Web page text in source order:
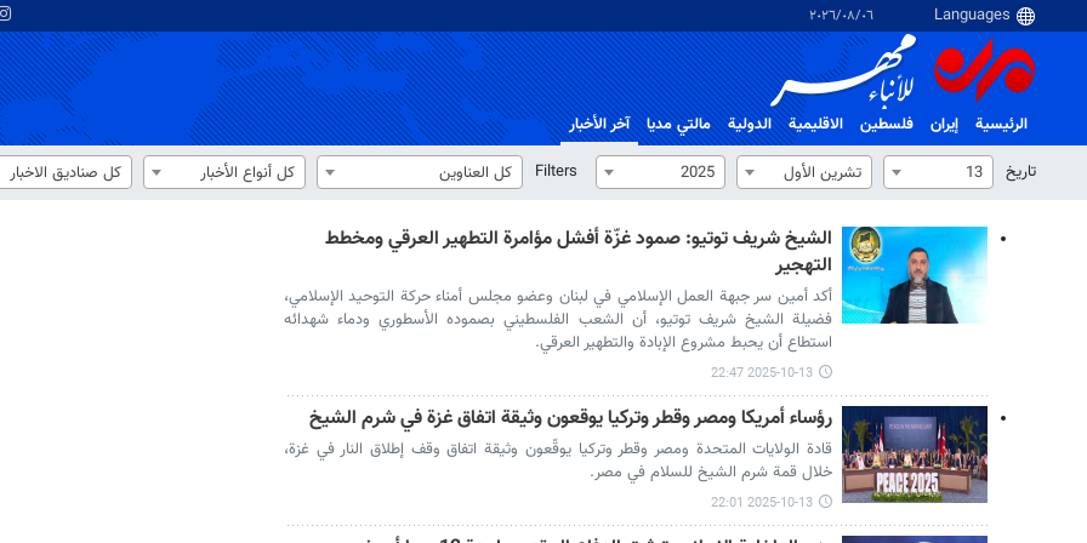
٠٦‏/٠٨‏/٢٠٢٦
الرئيسية إيران فلسطین الاقلیمیة الدولية مالتي مدیا
آخر الأخبار
تاریخ
13 تشرين الأول 2025
Filters كل العناوين كل أنواع الأخبار كل صناديق الاخبار
الشيخ شريف توتيو: صمود غزّة أفشل مؤامرة التطهير العرقي ومخطط
التهجير
أكد أمين سر جبهة العمل الإسلامي في لبنان وعضو مجلس أمناء حركة التوحيد الإسلامي،
فضيلة الشيخ شريف توتيو، أن الشعب الفلسطيني بصموده الأسطوري ودماء شهدائه
استطاع أن يحبط مشروع الإبادة والتطهير العرقي.
2025-10-13 22:47
رؤساء أمريكا ومصر وقطر وتركيا يوقعون وثيقة اتفاق غزة في شرم الشيخ
قادة الولايات المتحدة ومصر وقطر وتركيا يوقّعون وثيقة اتفاق وقف إطلاق النار في غزة،
خلال قمة شرم الشيخ للسلام في مصر.
2025-10-13 22:01